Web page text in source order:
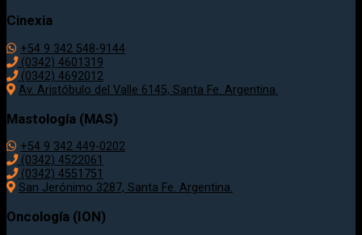
Cinexia
+54 9 342 548-9144
(0342) 4601319
(0342) 4692012
Av. Aristóbulo del Valle 6145, Santa Fe. Argentina.
Mastología (MAS)
+54 9 342 449-0202
(0342) 4522061
(0342) 4551751
San Jerónimo 3287, Santa Fe. Argentina.
Oncología (ION)